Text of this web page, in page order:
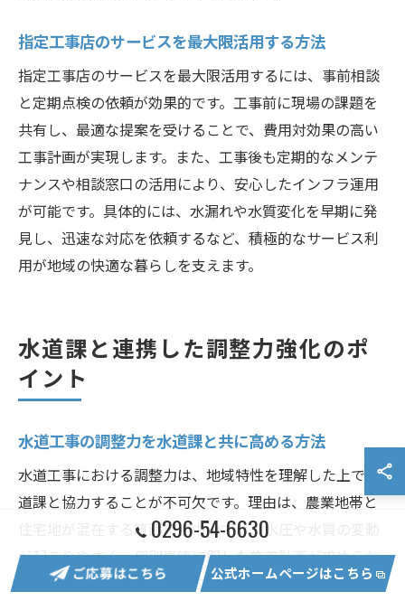
指定工事店のサービスを最大限活用する方法
指定工事店のサービスを最大限活用するには、事前相談
と定期点検の依頼が効果的です。工事前に現場の課題を
共有し、最適な提案を受けることで、費用対効果の高い
工事計画が実現します。また、工事後も定期的なメンテ
ナンスや相談窓口の活用により、安心したインフラ運用
が可能です。具体的には、水漏れや水質変化を早期に発
見し、迅速な対応を依頼するなど、積極的なサービス利
用が地域の快適な暮らしを支えます。
水道課と連携した調整力強化のポ
イント
水道工事の調整力を水道課と共に高める方法
水道工事における調整力は、地域特性を理解した上で水
道課と協力することが不可欠です。理由は、農業地帯と
住宅地が混在する筑西市上中山では、水圧や水質の変動
が起こりやすく、個別事情に即した施工計画が求められ
るからです。例えば、事前に水道課と現地調査を重ね、
0296-54-6630
ご応募はこちら 公式ホームページはこちら